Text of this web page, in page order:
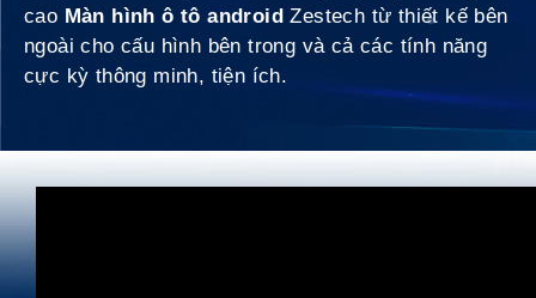
cao Màn hình ô tô android Zestech từ thiết kế bên
ngoài cho cấu hình bên trong và cả các tính năng
cực kỳ thông minh, tiện ích.